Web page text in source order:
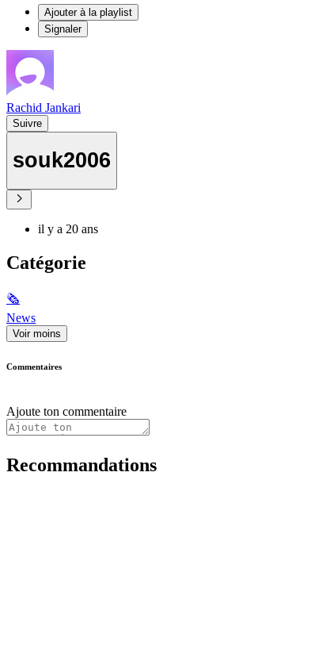
Ajouter à la playlist
Signaler
Rachid Jankari
Suivre
souk2006
il y a 20 ans
Catégorie
🗞
News
Voir moins
Commentaires
Ajoute ton commentaire
Recommandations